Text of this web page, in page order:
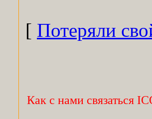
[ Потеряли
Как с нами связаться